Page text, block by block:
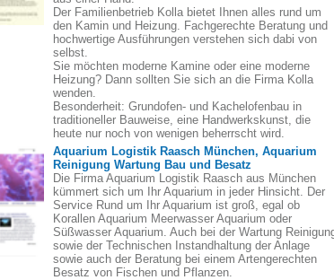
Der Familienbetrieb Kolla bietet Ihnen alles rund um
den Kamin und Heizung. Fachgerechte Beratung und
hochwertige Ausführungen verstehen sich dabi von
selbst.
Sie möchten moderne Kamine oder eine moderne
Heizung? Dann sollten Sie sich an die Firma Kolla
wenden.
Besonderheit: Grundofen- und Kachelofenbau in
traditioneller Bauweise, eine Handwerkskunst, die
heute nur noch von wenigen beherrscht wird.
Aquarium Logistik Raasch München, Aquarium
Reinigung Wartung Bau und Besatz
Die Firma Aquarium Logistik Raasch aus München
kümmert sich um Ihr Aquarium in jeder Hinsicht. Der
Service Rund um Ihr Aquarium ist groß, egal ob
Korallen Aquarium Meerwasser Aquarium oder
Süßwasser Aquarium. Auch bei der Wartung
sowie der Technischen Instandhaltung der Anlage
sowie auch der Beratung bei einem Artengerechten
Besatz von Fischen und Pflanzen.